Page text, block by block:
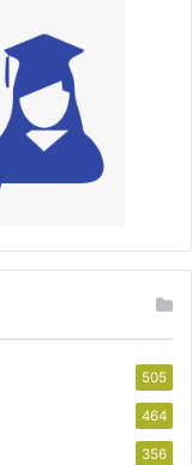
505
464
356